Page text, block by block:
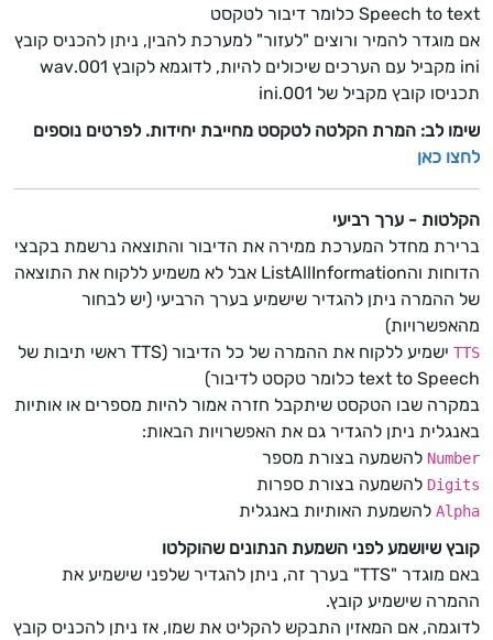
Speech to text כלומר דיבור לטקסט
אם מוגדר להמיר ורוצים "לעזור" למערכת להבין, ניתן להכניס קובץ
ini מקביל עם הערכים שיכולים להיות, לדוגמא לקובץ 001.wav
תכניסו קובץ מקביל של 001.ini
שימו לב: המרת הקלטה לטקסט מחייבת יחידות. לפרטים נוספים
לחצו כאן
הקלטות - ערך רביעי
ברירת מחדל המערכת ממירה את הדיבור והתוצאה נרשמת בקבצי
הדוחות והListAllInformation אבל לא משמיע ללקוח את התוצאה
של ההמרה ניתן להגדיר שישמיע בערך הרביעי (יש לבחור
מהאפשרויות)
TTS
ישמיע ללקוח את ההמרה של כל הדיבור (TTS ראשי תיבות של
text to Speech כלומר טקסט לדיבור)
במקרה שבו הטקסט שיתקבל חזרה אמור להיות מספרים או אותיות
באנגלית ניתן להגדיר גם את האפשרויות הבאות:
Number להשמעה בצורת מספר
Digits להשמעה בצורת ספרות
Alpha להשמעת האותיות באנגלית
קובץ שיושמע לפני השמעת הנתונים שהוקלטו
באם מוגדר "TTS" בערך זה, ניתן להגדיר שלפני שישמיע את
ההמרה שישמיע קובץ.
לדוגמה, אם המאזין התבקש להקליט את שמו, אז ניתן להכניס קובץ